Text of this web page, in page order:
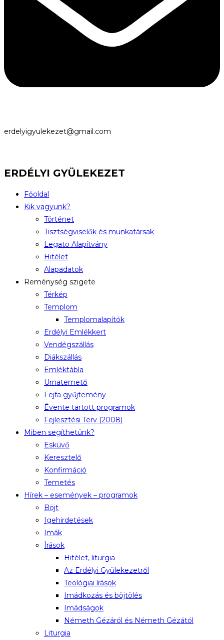
erdelyigyulekezet@gmail.com
ERDÉLYI GYÜLEKEZET
Főoldal
Kik vagyunk?
Történet
Tisztségviselők és munkatársak
Legato Alapítvány
Hitélet
Alapadatok
Reménység szigete
Térkép
Templom
Templomalapítók
Erdélyi Emlékkert
Vendégszállás
Diákszállás
Emléktábla
Urnatemető
Fejfa gyűjtemény
Évente tartott programok
Fejlesztési Terv (2008)
Miben segíthetünk?
Esküvő
Keresztelő
Konfirmáció
Temetés
Hírek – események – programok
Böjt
Igehirdetések
Imák
Írások
Hitélet, liturgia
Az Erdélyi Gyülekezetről
Teológiai írások
Imádkozás és böjtölés
Imádságok
Németh Gézáról és Németh Gézától
Liturgia